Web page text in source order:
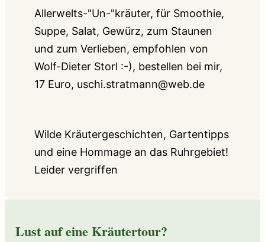
Allerwelts-"Un-"kräuter, für Smoothie,
Suppe, Salat, Gewürz, zum Staunen
und zum Verlieben, empfohlen von
Wolf-Dieter Storl :-), bestellen bei mir,
17 Euro, uschi.stratmann@web.de
Wilde Kräutergeschichten, Gartentipps
und eine Hommage an das Ruhrgebiet!
Leider vergriffen
Lust auf eine Kräutertour?